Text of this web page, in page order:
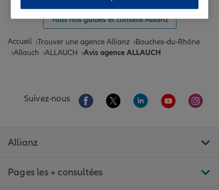
Tous nos guides et conseils Allianz
Accueil Trouver une agence Allianz
Bouches-du-Rhône
Allauch
ALLAUCH Avis agence ALLAUCH
Suivez-nous Aller sur la page Facebook de Allianz
Aller sur la page Twitter de
Aller sur la page
Aller sur la
Aller
Allianz
Pages les + consultées